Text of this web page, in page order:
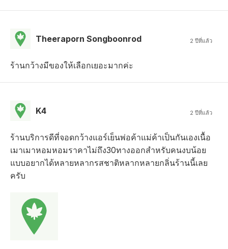
Theeraporn Songboonrod 2 ปีที่แล้ว
ร้านกว้างมีของให้เลือกเยอะมากค่ะ
K4 2 ปีที่แล้ว
ร้านบริการดีที่จอดกว้างแอร์เย็นพ่อค้าแม่ค้าเป็นกันเองเนื้อ
เมาเมาหอมหอมราคาไม่ถึง30ทางออกสำหรับคนงบน้อย
แบบอยากได้หลายหลากรสชาติหลากหลายกลิ่นร้านนี้เลย
ครับ